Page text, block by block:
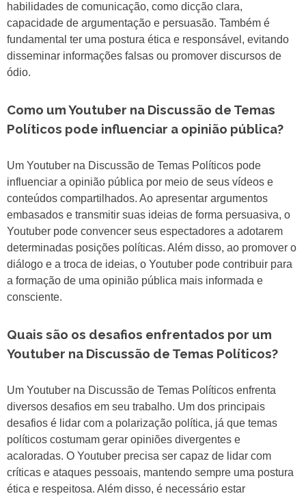
habilidades de comunicação, como dicção clara,
capacidade de argumentação e persuasão. Também é
fundamental ter uma postura ética e responsável, evitando
disseminar informações falsas ou promover discursos de
ódio.
Como um Youtuber na Discussão de Temas
Políticos pode influenciar a opinião pública?
Um Youtuber na Discussão de Temas Políticos pode
influenciar a opinião pública por meio de seus vídeos e
conteúdos compartilhados. Ao apresentar argumentos
embasados e transmitir suas ideias de forma persuasiva, o
Youtuber pode convencer seus espectadores a adotarem
determinadas posições políticas. Além disso, ao promover o
diálogo e a troca de ideias, o Youtuber pode contribuir para
a formação de uma opinião pública mais informada e
consciente.
Quais são os desafios enfrentados por um
Youtuber na Discussão de Temas Políticos?
Um Youtuber na Discussão de Temas Políticos enfrenta
diversos desafios em seu trabalho. Um dos principais
desafios é lidar com a polarização política, já que temas
políticos costumam gerar opiniões divergentes e
acaloradas. O Youtuber precisa ser capaz de lidar com
críticas e ataques pessoais, mantendo sempre uma postura
ética e respeitosa. Além disso, é necessário estar